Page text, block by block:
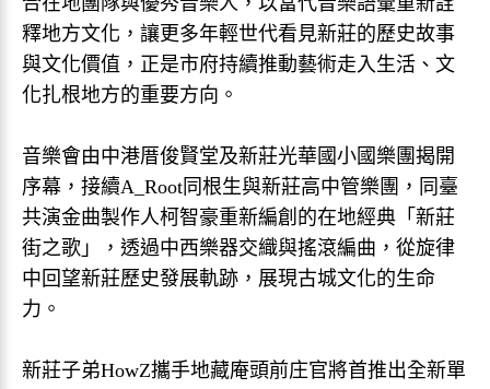
釋地方文化，讓更多年輕世代看見新莊的歷史故事
與文化價值，正是市府持續推動藝術走入生活、文
化扎根地方的重要方向。
音樂會由中港厝俊賢堂及新莊光華國小國樂團揭開
序幕，接續A_Root同根生與新莊高中管樂團，同臺
共演金曲製作人柯智豪重新編創的在地經典「新莊
街之歌」，透過中西樂器交織與搖滾編曲，從旋律
中回望新莊歷史發展軌跡，展現古城文化的生命
力。
新莊子弟HowZ攜手地藏庵頭前庄官將首推出全新單